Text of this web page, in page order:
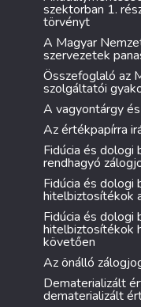
szektorban 1.
törvényt
A Magyar
szervezetek
Összefoglaló az
szolgáltatói
A vagyontárgy
Az értékpapírra
Fidúcia és dologi
rendhagyó
Fidúcia és dologi
hitelbiztosítékok
Fidúcia és dologi
hitelbiztosítékok
követően
Az önálló
Dematerializált
dematerializált